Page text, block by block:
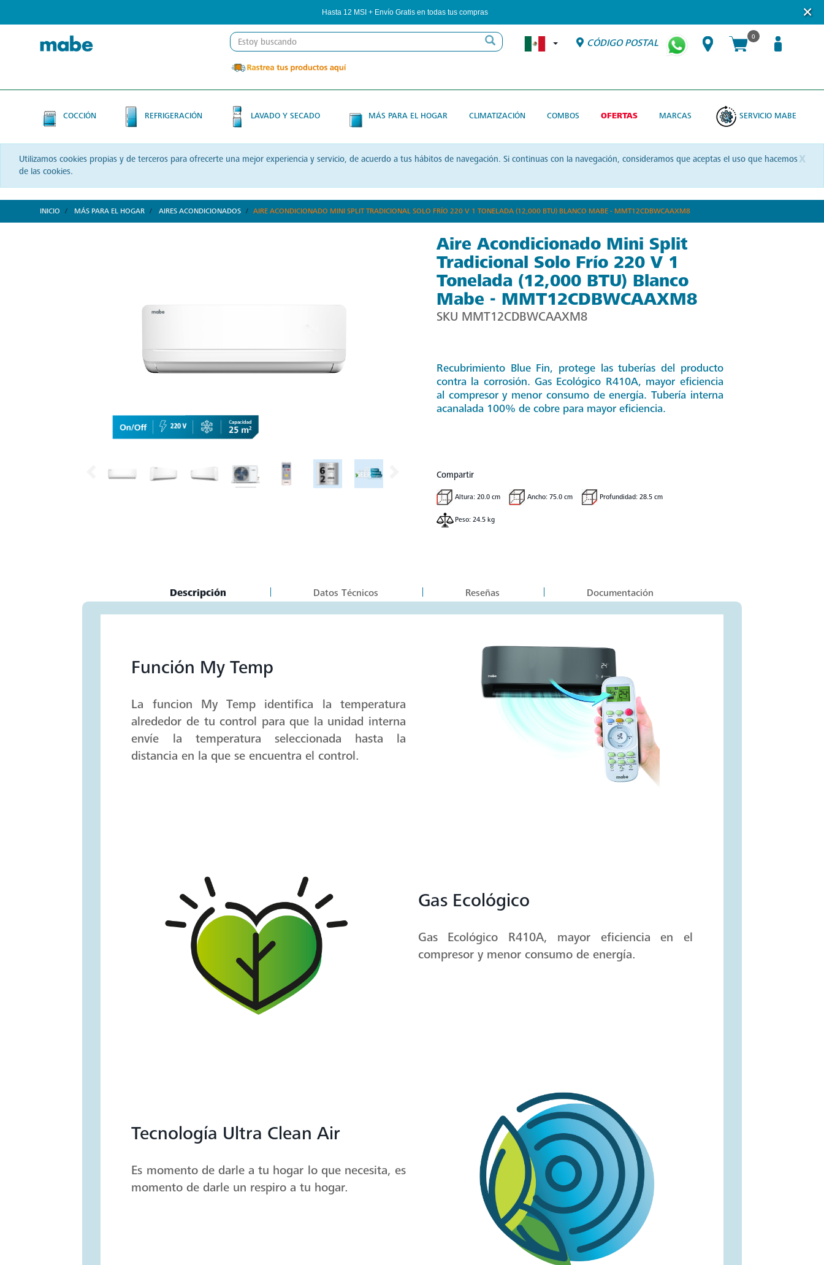
Hasta 12 MSI + Envío Gratis en todas tus compras
CÓDIGO POSTAL
0
COCCIÓN REFRIGERACIÓN LAVADO Y SECADO MÁS PARA EL HOGAR CLIMATIZACIÓN COMBOS OFERTAS MARCAS SERVICIO MABE
x
Utilizamos cookies propias y de terceros para ofrecerte una mejor experiencia y servicio, de acuerdo a tus hábitos de navegación. Si continuas con la navegación, consideramos que aceptas el uso que hacemos
de las cookies.
INICIO MÁS PARA EL HOGAR AIRES ACONDICIONADOS AIRE ACONDICIONADO MINI SPLIT TRADICIONAL SOLO FRÍO 220 V 1 TONELADA (12,000 BTU) BLANCO MABE - MMT12CDBWCAAXM8
Aire Acondicionado Mini Split
Tradicional Solo Frío 220 V 1
Tonelada (12,000 BTU) Blanco
Mabe - MMT12CDBWCAAXM8
SKU MMT12CDBWCAAXM8
Recubrimiento Blue Fin, protege las tuberías del producto
contra la corrosión. Gas Ecológico R410A, mayor eficiencia
al compresor y menor consumo de energía. Tubería interna
acanalada 100% de cobre para mayor eficiencia.
Compartir
Altura: 20.0 cm Ancho: 75.0 cm Profundidad: 28.5 cm
Peso: 24.5 kg
Current
Descripción Datos Técnicos Reseñas Documentación
Función My Temp
La funcion My Temp identifica la temperatura
alrededor de tu control para que la unidad interna
envíe la temperatura seleccionada hasta la
distancia en la que se encuentra el control.
Gas Ecológico
Gas Ecológico R410A, mayor eficiencia en el
compresor y menor consumo de energía.
Tecnología Ultra Clean Air
Es momento de darle a tu hogar lo que necesita, es
momento de darle un respiro a tu hogar.